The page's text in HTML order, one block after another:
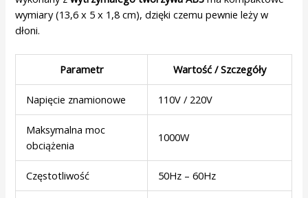
wymiary (13,6 x 5 x 1,8 cm), dzięki czemu pewnie leży w
dłoni.
Parametr Wartość / Szczegóły
Napięcie znamionowe 110V / 220V
Maksymalna moc
obciążenia
1000W
Częstotliwość 50Hz – 60Hz